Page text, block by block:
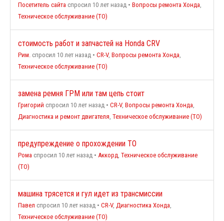
Посетитель сайта спросил 10 лет назад • Вопросы ремонта Хонда
Техническое обслуживание (ТО)
стоимость работ и запчастей на Honda CRV
Рим. спросил 10 лет назад • CR-V, Вопросы ремонта Хонда
Техническое обслуживание (ТО)
замена ремня ГРМ или там цепь стоит
Григорий спросил 10 лет назад • CR-V, Вопросы ремонта Хонда
Диагностика и ремонт двигателя Техническое обслуживание (ТО)
предупреждение о прохождении ТО
Рома спросил 10 лет назад • Аккорд Техническое обслуживание
(ТО)
машина трясется и гул идет из трансмиссии
Павел спросил 10 лет назад • CR-V, Диагностика Хонда
Техническое обслуживание (ТО)